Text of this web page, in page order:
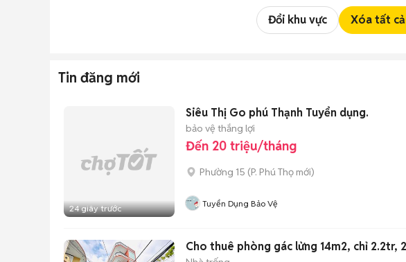
Đổi khu vực Xóa tất
Tin đăng mới
24 giây trước
Siêu Thị Go phú Thạnh Tuyển dụng.
bảo vệ thắng lợi
Đến 20 triệu/tháng
Phường 15 (P. Phú Thọ mới)
Tuyển Dụng Bảo Vệ
Cho thuê phòng gác lửng 14m2, chỉ 2.2tr,